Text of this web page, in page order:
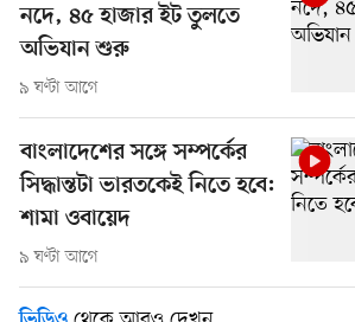
নদে, ৪৫ হাজার ইট তুলতে
অভিযান শুরু
৯ ঘণ্টা আগে
বাংলাদেশের সঙ্গে সম্পর্কের
সিদ্ধান্তটা ভারতকেই নিতে হবে:
শামা ওবায়েদ
৯ ঘণ্টা আগে